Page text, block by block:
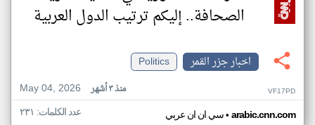
الصحافة.. إليكم ترتيب الدول العربية
اخبار جزر القمر
Politics
May 04, 2026
منذ ٣ أشهر VF17PD
سي ان ان عربي• arabic.cnn.com عدد الكلمات: ٢٣١